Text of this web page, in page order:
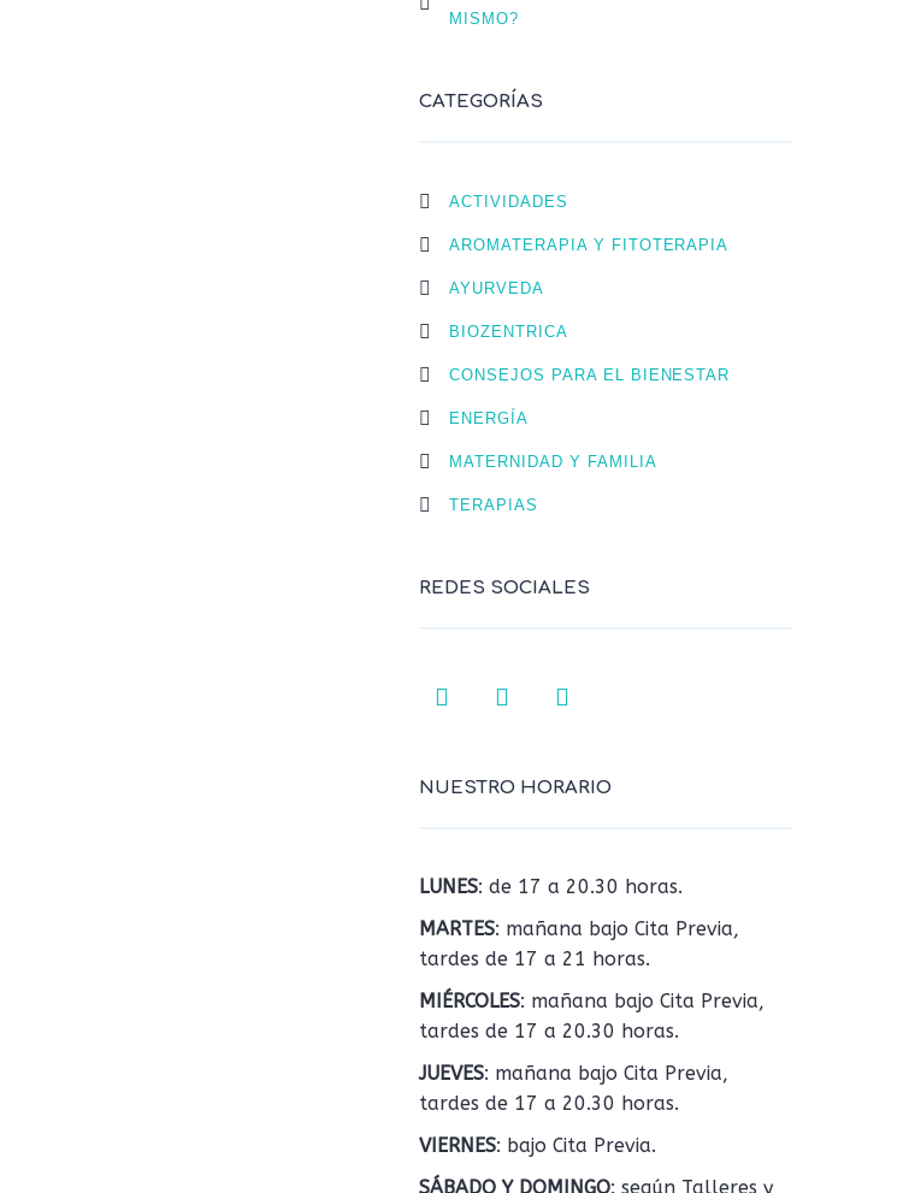
MISMO?
CATEGORÍAS
ACTIVIDADES
AROMATERAPIA Y FITOTERAPIA
AYURVEDA
BIOZENTRICA
CONSEJOS PARA EL BIENESTAR
ENERGÍA
MATERNIDAD Y FAMILIA
TERAPIAS
REDES SOCIALES
NUESTRO HORARIO
LUNES: de 17 a 20.30 horas.
MARTES: mañana bajo Cita Previa,
tardes de 17 a 21 horas.
MIÉRCOLES: mañana bajo Cita Previa,
tardes de 17 a 20.30 horas.
JUEVES: mañana bajo Cita Previa,
tardes de 17 a 20.30 horas.
VIERNES: bajo Cita Previa.
SÁBADO Y DOMINGO: según Talleres y